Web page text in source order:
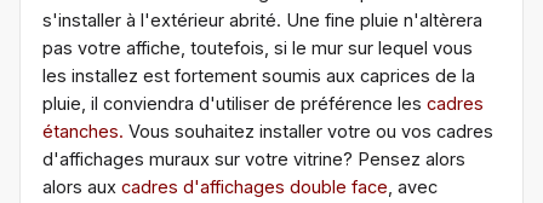
s'installer à l'extérieur abrité. Une fine pluie n'altèrera
pas votre affiche, toutefois, si le mur sur lequel vous
les installez est fortement soumis aux caprices de la
pluie, il conviendra d'utiliser de préférence les cadres
étanches. Vous souhaitez installer votre ou vos cadres
d'affichages muraux sur votre vitrine? Pensez alors
alors aux cadres d'affichages double face , avec